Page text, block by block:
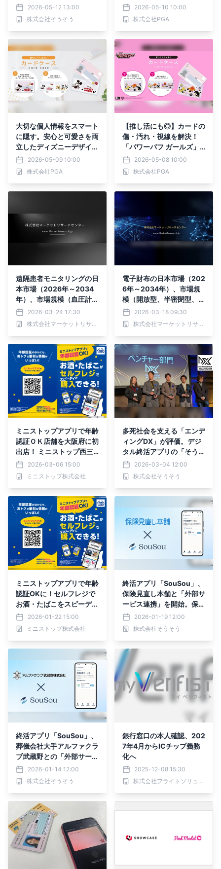
本お届けサービスを開始。
2026-05-12 13:00
株式会社そうそう
が株式会社PGAより5月15
日発売
2026-05-10 10:00
株式会社PGA
大切な個人情報をスマート
に隠す。安心と可愛さを両
立したディズニーデザイン
のカードケースを株式会社
PGAが5月15日に発売
2026-05-09 10:00
株式会社PGA
【推し活にも◎】カードの
傷・汚れ・視線を解決！
「パワーパフ ガールズ」
デザインのカードケースを
株式会社PGAが5月15日発
売
2026-05-08 10:00
株式会社PGA
遠隔患者モニタリングの日
本市場（2026年～2034
年）、市場規模（血圧計、
血糖値計、心拍数計）・分
析レポートを発表
2026-03-24 17:30
株式会社マーケットリサーチセンター
電子財布の日本市場（202
6年～2034年）、市場規
模（開放型、半密閉型、密
閉型、開放型、半密閉型、
密閉型）・分析レポートを
発表
2026-03-18 09:30
株式会社マーケットリサーチセンター
ミニストップアプリで年齢
認証ＯＫ店舗を大阪府に初
出店！ ミニストップ西三
荘駅前店３月９日（月）７
時オープン セルフレジで
お酒・たばこをスピーディ
2026-03-06 15:00
ミニストップ株式会社
多死社会を支える「エンデ
ィングDX」が評価。デジ
タル終活アプリの「そうそ
う」、「DXイノベーショ
ン大賞2025」ベンチャー
部門 優秀賞を受賞。
2026-03-04 12:00
株式会社そうそう
ミニストップアプリで年齢
認証OKに！セルフレジで
お酒・たばこをスピーディ
ーに購入可能！ １月２２
日（木）１４時～ 神田錦
町１丁目店、１月２３日
新田町店で、実験スター
2026-01-22 15:00
ミニストップ株式会社
終活アプリ「SouSou」、
保険見直し本舗と「外部サ
ービス連携」を開始。保険
金請求漏れを防ぐ「保険金
請求サポートサービス」を
提供。
2026-01-19 12:00
株式会社そうそう
終活アプリ「SouSou」、
葬儀会社大手アルファクラ
ブ武蔵野との「外部サービ
ス連携」開始。 互助会会
員様の終活情報をご遺族へ
確実に伝える新サービス。
2026-01-14 12:00
株式会社そうそう
銀行窓口の本人確認、202
7年4月からICチップ義務
化へ
2025-12-08 15:30
株式会社フライトソリューションズ